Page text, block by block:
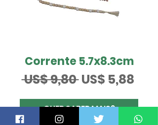
Corrente 5.7x8.3cm
US$ 9,80 Preço
normal
US$ 5,88
QUER SABER MAIS?